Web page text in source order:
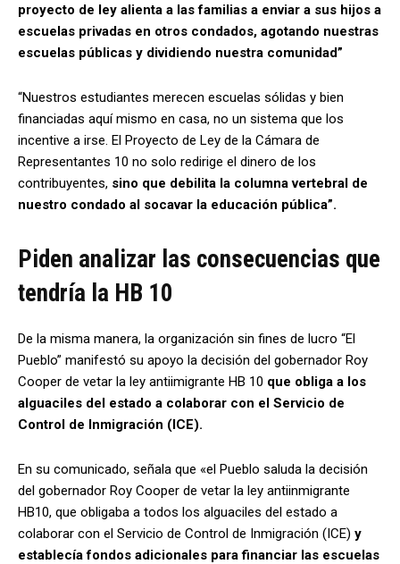
proyecto de ley alienta a las familias a enviar a sus hijos a
escuelas privadas en otros condados, agotando nuestras
escuelas públicas y dividiendo nuestra comunidad”
“Nuestros estudiantes merecen escuelas sólidas y bien
financiadas aquí mismo en casa, no un sistema que los
incentive a irse. El Proyecto de Ley de la Cámara de
Representantes 10 no solo redirige el dinero de los
contribuyentes, sino que debilita la columna vertebral de
nuestro condado al socavar la educación pública”.
Piden analizar las consecuencias que
tendría la HB 10
De la misma manera, la organización sin fines de lucro “El
Pueblo” manifestó su apoyo la decisión del gobernador Roy
Cooper de vetar la ley antiimigrante HB 10 que obliga a los
alguaciles del estado a colaborar con el Servicio de
Control de Inmigración (ICE).
En su comunicado, señala que «el Pueblo saluda la decisión
del gobernador Roy Cooper de vetar la ley antiinmigrante
HB10, que obligaba a todos los alguaciles del estado a
colaborar con el Servicio de Control de Inmigración (ICE) y
establecía fondos adicionales para financiar las escuelas